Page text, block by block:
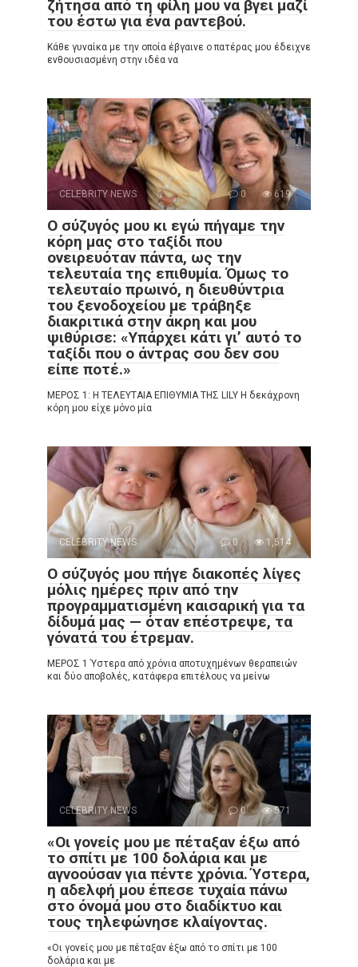
ζήτησα από τη φίλη μου να βγει μαζί
του έστω για ένα ραντεβού.
Κάθε γυναίκα με την οποία έβγαινε ο πατέρας μου έδειχνε
ενθουσιασμένη στην ιδέα να
CELEBRITY NEWS 0 619
Ο σύζυγός μου κι εγώ πήγαμε την
κόρη μας στο ταξίδι που
ονειρευόταν πάντα, ως την
τελευταία της επιθυμία. Όμως το
τελευταίο πρωινό, η διευθύντρια
του ξενοδοχείου με τράβηξε
διακριτικά στην άκρη και μου
ψιθύρισε: «Υπάρχει κάτι γι’ αυτό το
ταξίδι που ο άντρας σου δεν σου
είπε ποτέ.»
ΜΕΡΟΣ 1: Η ΤΕΛΕΥΤΑΙΑ ΕΠΙΘΥΜΙΑ ΤΗΣ LILY Η δεκάχρονη
κόρη μου είχε μόνο μία
CELEBRITY NEWS 0 1,514
Ο σύζυγός μου πήγε διακοπές λίγες
μόλις ημέρες πριν από την
προγραμματισμένη καισαρική για τα
δίδυμά μας — όταν επέστρεψε, τα
γόνατά του έτρεμαν.
ΜΕΡΟΣ 1 Ύστερα από χρόνια αποτυχημένων θεραπειών
και δύο αποβολές, κατάφερα επιτέλους να μείνω
CELEBRITY NEWS 0 571
«Οι γονείς μου με πέταξαν έξω από
το σπίτι με 100 δολάρια και με
αγνοούσαν για πέντε χρόνια. Ύστερα,
η αδελφή μου έπεσε τυχαία πάνω
στο όνομά μου στο διαδίκτυο και
τους τηλεφώνησε κλαίγοντας.
«Οι γονείς μου με πέταξαν έξω από το σπίτι με 100
δολάρια και με